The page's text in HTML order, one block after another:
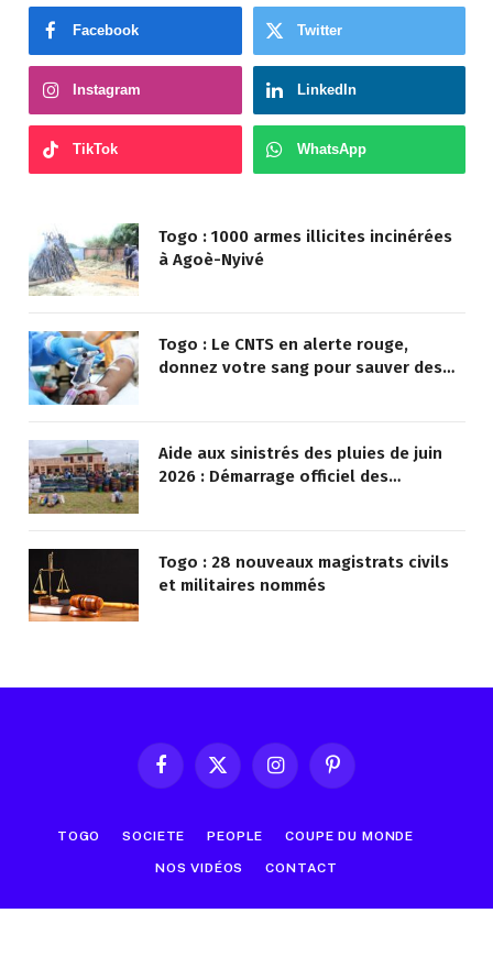
Facebook Twitter
Instagram LinkedIn
TikTok WhatsApp
Togo : 1000 armes illicites incinérées
à Agoè-Nyivé
Togo : Le CNTS en alerte rouge,
donnez votre sang pour sauver des
Aide aux sinistrés des pluies de juin
2026 : Démarrage officiel des
Togo : 28 nouveaux magistrats civils
et militaires nommés
FacebookX
InstagramPinterest
TOGO SOCIETE PEOPLE COUPE DU MONDE
NOS VIDÉOS CONTACT